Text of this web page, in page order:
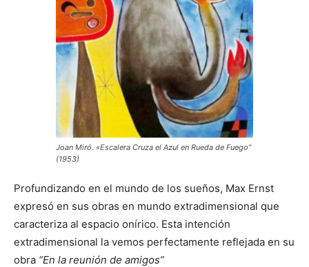
Joan Miró. «Escalera Cruza el Azul en Rueda de Fuego”
(1953)
Profundizando en el mundo de los sueños, Max Ernst
expresó en sus obras en mundo extradimensional que
caracteriza al espacio onírico. Esta intención
extradimensional la vemos perfectamente reflejada en su
obra “En la reunión de amigos”